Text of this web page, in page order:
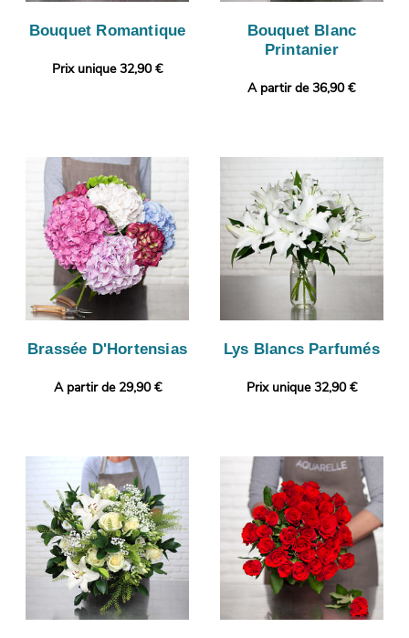
Bouquet Romantique
Prix unique 32,90 €
Bouquet Blanc
Printanier
A partir de 36,90 €
Brassée D'Hortensias
A partir de 29,90 €
Lys Blancs Parfumés
Prix unique 32,90 €